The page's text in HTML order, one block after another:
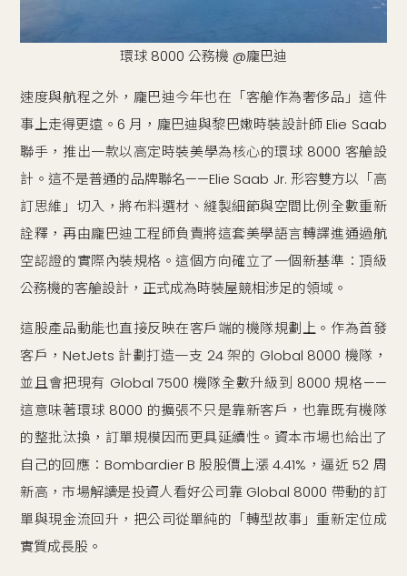
環球 8000 公務機 @龐巴迪
速度與航程之外，龐巴迪今年也在「客艙作為奢侈品」這件
事上走得更遠。6 月，龐巴迪與黎巴嫩時裝設計師 Elie Saab
聯手，推出一款以高定時裝美學為核心的環球 8000 客艙設
計。這不是普通的品牌聯名——Elie Saab Jr. 形容雙方以「高
訂思維」切入，將布料選材、縫製細節與空間比例全數重新
詮釋，再由龐巴迪工程師負責將這套美學語言轉譯進通過航
空認證的實際內裝規格。這個方向確立了一個新基準：頂級
公務機的客艙設計，正式成為時裝屋競相涉足的領域。
這股產品動能也直接反映在客戶端的機隊規劃上。作為首發
客戶，NetJets 計劃打造一支 24 架的 Global 8000 機隊，
並且會把現有 Global 7500 機隊全數升級到 8000 規格——
這意味著環球 8000 的擴張不只是靠新客戶，也靠既有機隊
的整批汰換，訂單規模因而更具延續性。資本市場也給出了
自己的回應：Bombardier B 股股價上漲 4.41%，逼近 52 周
新高，市場解讀是投資人看好公司靠 Global 8000 帶動的訂
單與現金流回升，把公司從單純的「轉型故事」重新定位成
實質成長股。